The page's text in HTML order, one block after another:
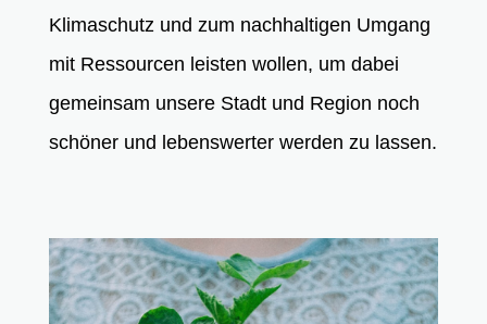
Klimaschutz und zum nachhaltigen Umgang
mit Ressourcen leisten wollen, um dabei
gemeinsam unsere Stadt und Region noch
schöner und lebenswerter werden zu lassen.